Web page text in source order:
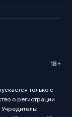
18+
только с
о регистрации